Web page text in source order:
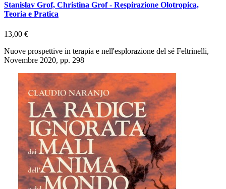
Stanislav Grof, Christina Grof - Respirazione Olotropica,
Teoria e Pratica
13,00 €
Nuove prospettive in terapia e nell'esplorazione del sé Feltrinelli,
Novembre 2020, pp. 298